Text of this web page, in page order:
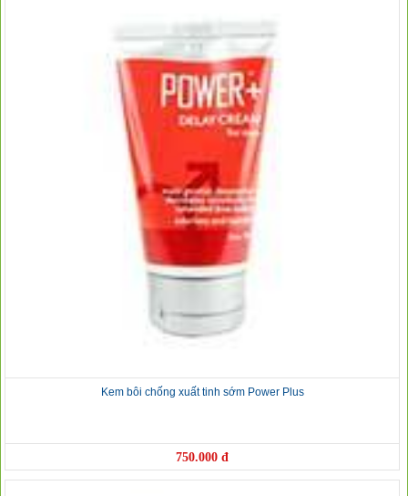
Kem bôi chống xuất tinh sớm Power Plus
750.000 đ